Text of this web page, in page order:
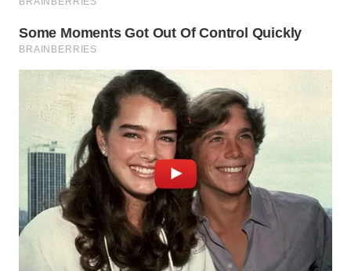
WN
SULSEL
GORONTALO
WN
SULUT
WN
MALUKU
WN